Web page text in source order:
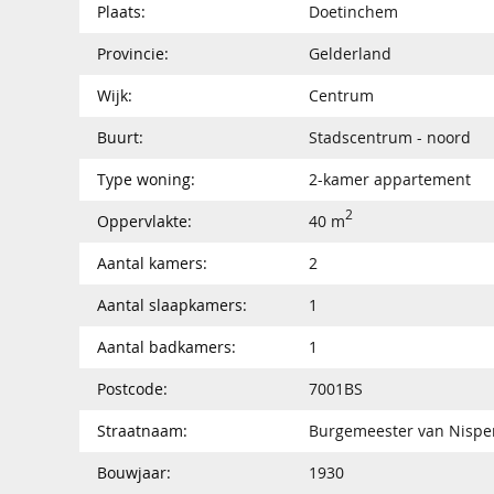
Plaats:
Doetinchem
Provincie:
Gelderland
Wijk:
Centrum
Buurt:
Stadscentrum - noord
Type woning:
2-kamer appartement
Oppervlakte:
40 m2
Aantal kamers:
2
Aantal slaapkamers:
1
Aantal badkamers:
1
Postcode:
7001BS
Straatnaam:
Burgemeester van
Bouwjaar:
1930